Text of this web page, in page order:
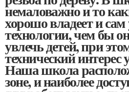
немаловажно и то
хорошо владеет и
технологии, чем бы
увлечь детей, при
технический интерес
Наша школа
зоне, и наиболее